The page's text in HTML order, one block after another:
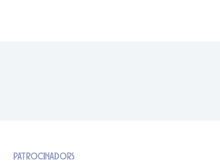
PATROCINADORS